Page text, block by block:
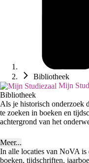
Bibliotheek
Mijn
Bibliotheek
Als je historisch onderzoek
te zoeken in boeken en
achtergrond van het
Meer...
In alle locaties van NoVA is
boeken, tijdschriften,